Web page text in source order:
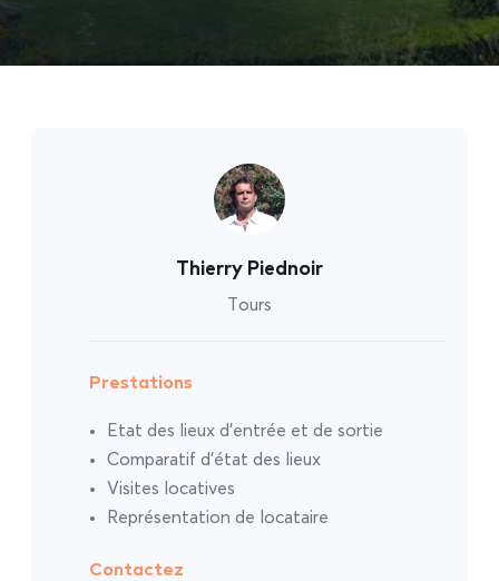
Thierry Piednoir
Tours
Prestations
Etat des lieux d’entrée et de sortie
Comparatif d’état des lieux
Visites locatives
Représentation de locataire
Contactez